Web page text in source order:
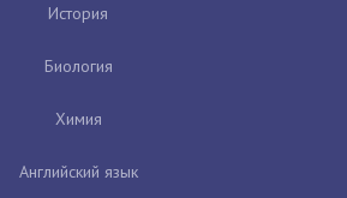
История
Биология
Химия
Английский язык